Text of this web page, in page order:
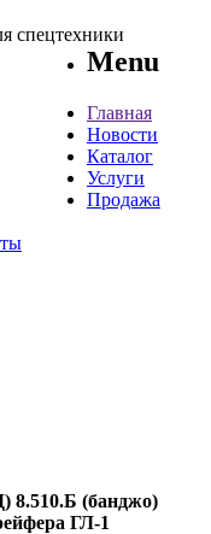
спецтехники
Menu
Главная
Новости
Каталог
Услуги
Продажа
8.510.Б (банджо)
ГЛ-1